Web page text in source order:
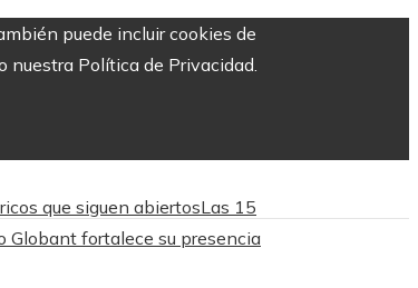
puede incluir cookies de
nuestra Política de Privacidad.
que siguen abiertosLas 15
Globant fortalece su presencia